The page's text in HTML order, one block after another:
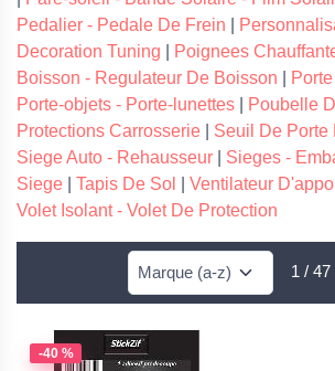
Pedalier - Pedale De Frein
Decoration Tuning
Poignees
Boisson - Regulateur De Boisson
Porte-objets - Porte-lunettes
Poubelle
Protections Carrosserie
Seuil De Porte
Siege Auto - Rehausseur
Sieges -
Siege
Tapis De Sol Ventilateur
Volet Isolant - Volet De Protection
1 / 47
-40 %